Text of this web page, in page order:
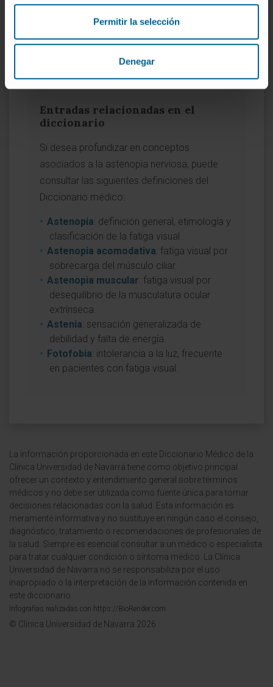
Permitir la selección
Denegar
factors in university students with
ordered logistic regression
Ophthalmol. 2025;25:39.
Asthenopia
Entradas relacionadas en el
diccionario
Si desea profundizar en conceptos
asociados a la astenopia nerviosa, puede
consultar las siguientes definiciones del
Diccionario médico:
Astenopia: definición general, etimología y
clasificación de la fatiga visual.
Astenopia acomodativa: fatiga visual por
sobrecarga del músculo ciliar.
Astenopia muscular: fatiga visual por
desequilibrio de la musculatura ocular
extrínseca.
Astenia: sensación generalizada de
debilidad y falta de energía.
Fotofobia: intolerancia a la luz, frecuente
en pacientes con fatiga visual.
La información proporcionada en este Diccionario Médico de la
Clínica Universidad de Navarra tiene como objetivo principal
ofrecer un contexto y entendimiento general sobre términos
médicos y no debe ser utilizada como fuente única para tomar
decisiones relacionadas con la salud. Esta información es
meramente informativa y no sustituye en ningún caso el consejo,
diagnóstico, tratamiento o recomendaciones de profesionales de
la salud. Siempre es esencial consultar a un médico o especialista
para tratar cualquier condición o síntoma médico. La Clínica
Universidad de Navarra no se responsabiliza por el uso
inapropiado o la interpretación de la información contenida en
este diccionario.
Infografías realizadas con https://BioRender.com
© Clínica Universidad de Navarra 2026